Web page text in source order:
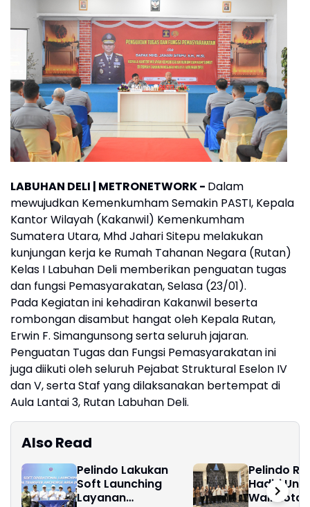
LABUHAN DELI | METRONETWORK - Dalam
mewujudkan Kemenkumham Semakin PASTI, Kepala
Kantor Wilayah (Kakanwil) Kemenkumham
Sumatera Utara, Mhd Jahari Sitepu melakukan
kunjungan kerja ke Rumah Tahanan Negara (Rutan)
Kelas I Labuhan Deli memberikan penguatan tugas
dan fungsi Pemasyarakatan, Selasa (23/01).
Pada Kegiatan ini kehadiran Kakanwil beserta
rombongan disambut hangat oleh Kepala Rutan,
Erwin F. Simangunsong serta seluruh jajaran.
Penguatan Tugas dan Fungsi Pemasyarakatan ini
juga diikuti oleh seluruh Pejabat Struktural Eselon IV
dan V, serta Staf yang dilaksanakan bertempat di
Aula Lantai 3, Rutan Labuhan Deli.
Also Read
Pelindo Lakukan
Soft Launching
Layanan
Pelindo
Hadiri
Wali Kota